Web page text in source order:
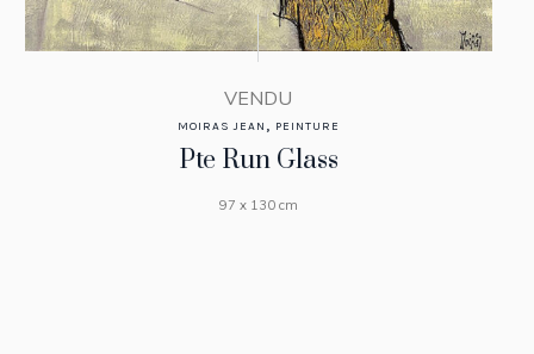
VENDU
MOIRAS JEAN , PEINTURE
Pte Run Glass
97 x 130 cm